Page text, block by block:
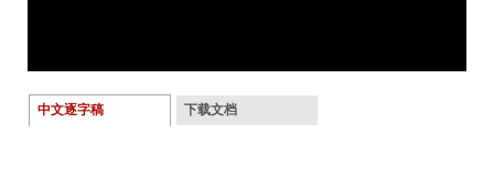
中文逐字稿 下载文档